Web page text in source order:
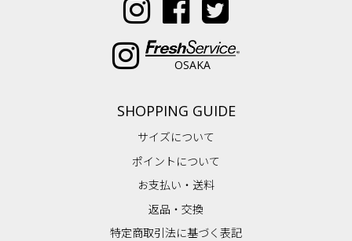
OSAKA
SHOPPING GUIDE
サイズについて
ポイントについて
お支払い・送料
返品・交換
特定商取引法に基づく表記